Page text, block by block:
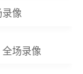
像
场录像